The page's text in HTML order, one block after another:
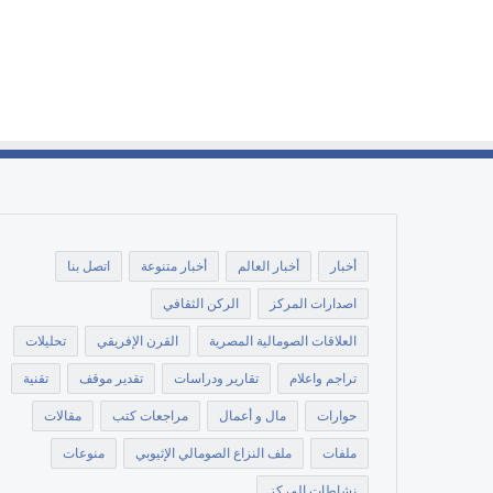
أخبار أخبار العالم أخبار متنوعة اتصل بنا
اصدارات المركز الركن الثقافي
العلاقات الصومالية المصرية القرن الإفريقي تحليلات
تراجم واعلام تقارير ودراسات تقدير موقف تقنية
حوارات مال و أعمال مراجعات كتب مقالات
ملفات ملف النزاع الصومالي الإثيوبي منوعات